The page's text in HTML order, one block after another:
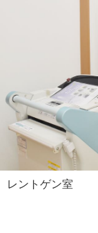
レントゲン室